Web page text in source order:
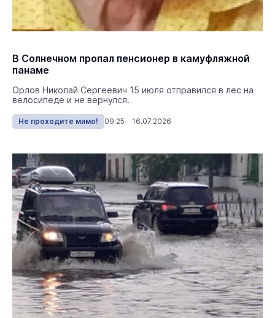
В Солнечном пропал пенсионер в камуфляжной
панаме
Орлов Николай Сергеевич 15 июля отправился в лес на
велосипеде и не вернулся.
Не проходите мимо! 09:25 16.07.2026